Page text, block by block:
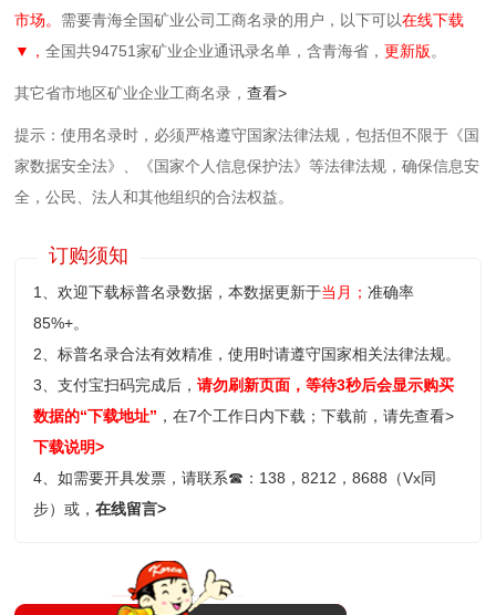
市场。 需要青海全国矿业公司工商名录的用户，以下可以在线下载
▼，全国共94751家矿业企业通讯录名单，含青海省，更新版。
其它省市地区矿业企业工商名录，查看>
提示：使用名录时，必须严格遵守国家法律法规，包括但不限于《国
家数据安全法》、《国家个人信息保护法》等‌法律法规，确保信息安
全，公民、法人和其他组织的合法权益。
订购须知
1、欢迎下载标普名录数据，本数据更新于当月；准确率
85%+。
2、标普名录合法有效精准，使用时请遵守国家相关法律法规。
3、支付宝扫码完成后，请勿刷新页面，等待3秒后会显示购买
数据的“下载地址” ，在7个工作日内下载；下载前，请先查看>
下载说明>
4、如需要开具发票，请联系☎ ：138，8212，8688（Vx同
步）或，在线留言>